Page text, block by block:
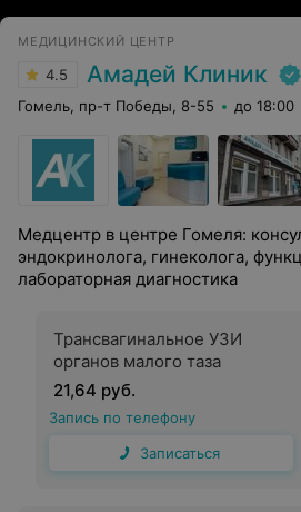
МЕДИЦИНСКИЙ ЦЕНТР
4.5 Амадей Клиник
Гомель, пр-т Победы, 8-55 до 18:00
Медцентр в центре Гомеля:
эндокринолога, гинеколога,
лабораторная диагностика
Трансвагинальное УЗИ
органов малого таза
21,64 руб.
Запись по телефону
Записаться